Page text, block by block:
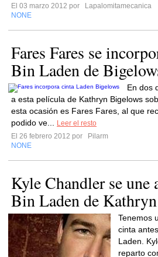
El 03 marzo 2012 por
Lapalomitamecanica
NONE
Fares Fares se
Bin Laden de
En dos
a esta película de Kathryn Bigelows
esta ocasión es Fares Fares, al que
podido ve...
Leer el resto
El 26 febrero 2012 por
Pilarm
NONE
Kyle Chandler se une
Bin Laden de
Tenemos
cinta
Laden.
reparto